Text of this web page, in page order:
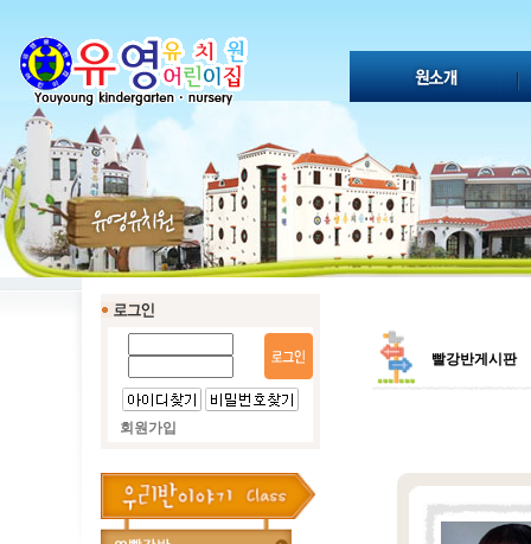
회원가입
빨강반게시판